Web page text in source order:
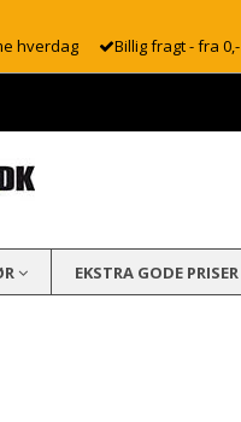
hverdag Billig fragt - fra 0,-
EKSTRA GODE PRISER